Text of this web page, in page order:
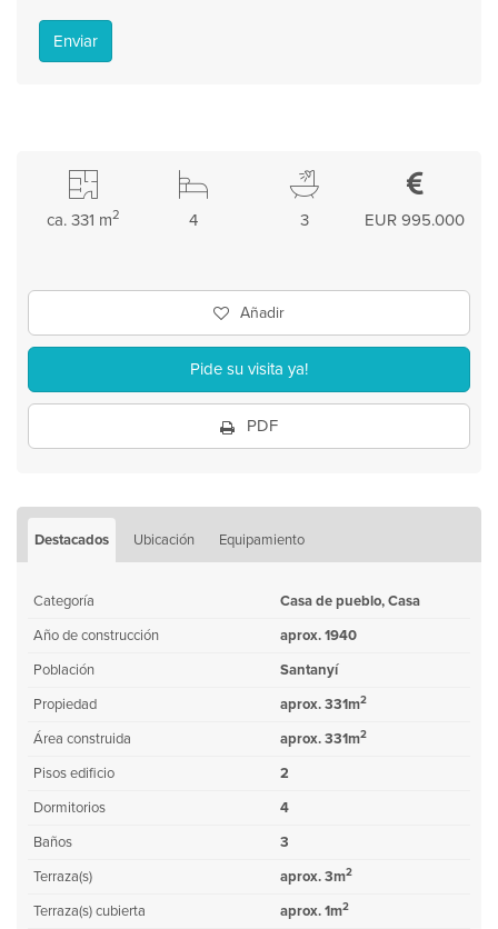
Enviar
EUR 995.000
3
4
ca. 331 m2
Añadir
Pide su visita ya!
PDF
Destacados Ubicación Equipamiento
Categoría
Casa de pueblo, Casa
Año de construcción
aprox. 1940
Población
Santanyí
Propiedad
aprox. 331m2
Área construida aprox. 331m2
Pisos edificio
2
Dormitorios
4
Baños
3
Terraza(s)
aprox. 3m2
Terraza(s) cubierta aprox. 1m2